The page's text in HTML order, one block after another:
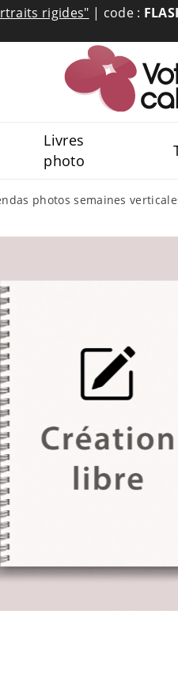
rigides" | code :
Livres
photo
photos semaines